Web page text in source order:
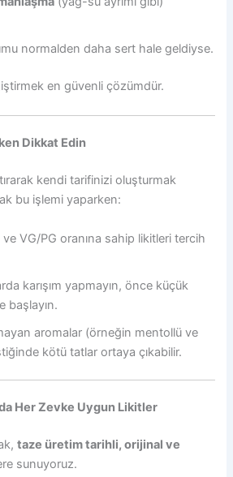
normalden daha sert hale geldiyse.
en güvenli çözümdür.
Dikkat Edin
kendi tarifinizi oluşturmak
bu işlemi yaparken:
ve VG/PG oranına sahip likitleri tercih
karışım yapmayın, önce küçük
başlayın.
aromalar (örneğin mentollü ve
kötü tatlar ortaya çıkabilir.
Her Zevke Uygun Likitler
taze üretim tarihli, orijinal ve
sunuyoruz.